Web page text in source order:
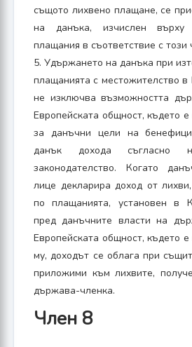
същото лихвено плащане, се
на данъка, изчислен върху
плащания в съответствие с този
5. Удържането на данъка при
плащанията с местожителство
не изключва възможността
Европейската общност, където
за данъчни цели на
данък дохода съгласно
законодателство. Когато
лице декларира доход от
по плащанията, установен в
пред данъчните власти на
Европейската общност, където
му, доходът се облага при
приложими към лихвите,
държава-членка.
Член 8